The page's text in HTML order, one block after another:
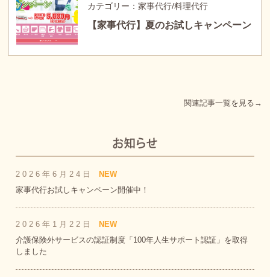
カテゴリー：家事代行/料理代行
【家事代行】夏のお試しキャンペーン
関連記事一覧を見る→
2026年6月24日
NEW
家事代行お試しキャンペーン開催中！
2026年1月22日
NEW
介護保険外サービスの認証制度「100年人生サポート認証」を取得
しました